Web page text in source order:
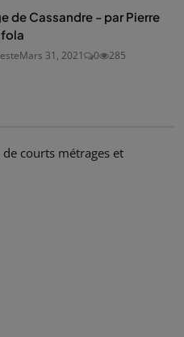
de Cassandre - par Pierre
Mars 31, 2021 0 285
courts métrages et